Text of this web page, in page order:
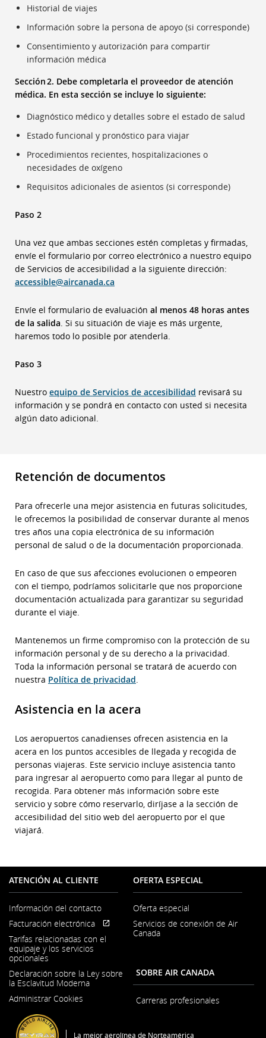
Historial de viajes
Información sobre la persona de apoyo (si corresponde)
Consentimiento y autorización para compartir
información médica
Sección 2. Debe completarla el proveedor de atención
médica. En esta sección se incluye lo siguiente:
Diagnóstico médico y detalles sobre el estado de salud
Estado funcional y pronóstico para viajar
Procedimientos recientes, hospitalizaciones o
necesidades de oxígeno
Requisitos adicionales de asientos (si corresponde)
Paso 2
Una vez que ambas secciones estén completas y firmadas,
envíe el formulario por correo electrónico a nuestro equipo
de Servicios de accesibilidad a la siguiente dirección:
accessible@aircanada.ca
Envíe el formulario de evaluación al menos 48 horas antes
de la salida. Si su situación de viaje es más urgente,
haremos todo lo posible por atenderla.
Paso 3
Nuestro equipo de Servicios de accesibilidad revisará su
información y se pondrá en contacto con usted si necesita
algún dato adicional.
Retención de documentos
Para ofrecerle una mejor asistencia en futuras solicitudes,
le ofrecemos la posibilidad de conservar durante al menos
tres años una copia electrónica de su información
personal de salud o de la documentación proporcionada.
En caso de que sus afecciones evolucionen o empeoren
con el tiempo, podríamos solicitarle que nos proporcione
documentación actualizada para garantizar su seguridad
durante el viaje.
Mantenemos un firme compromiso con la protección de su
información personal y de su derecho a la privacidad.
Toda la información personal se tratará de acuerdo con
nuestra Política de privacidad.
Asistencia en la acera
Los aeropuertos canadienses ofrecen asistencia en la
acera en los puntos accesibles de llegada y recogida de
personas viajeras. Este servicio incluye asistencia tanto
para ingresar al aeropuerto como para llegar al punto de
recogida. Para obtener más información sobre este
servicio y sobre cómo reservarlo, diríjase a la sección de
accesibilidad del sitio web del aeropuerto por el que
viajará.
ATENCIÓN AL CLIENTE
Información del contacto
abre
en
una
Facturación electrónica
abre
ventana
nueva
no
cumplir
Tarifas relacionadas con el
equipaje y los servicios
opcionales
Declaración sobre la Ley sobre
la Esclavitud Moderna
Administrar Cookies
OFERTA ESPECIAL
Oferta especial
Servicios de conexión de Air
Canada
SOBRE AIR CANADA
Carreras profesionales
La mejor aerolínea de Norteamérica